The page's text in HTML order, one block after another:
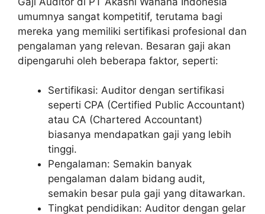
umumnya sangat kompetitif, terutama bagi
mereka yang memiliki sertifikasi profesional dan
pengalaman yang relevan. Besaran gaji akan
dipengaruhi oleh beberapa faktor, seperti:
Sertifikasi: Auditor dengan sertifikasi
seperti CPA (Certified Public Accountant)
atau CA (Chartered Accountant)
biasanya mendapatkan gaji yang lebih
tinggi.
Pengalaman: Semakin banyak
pengalaman dalam bidang audit,
semakin besar pula gaji yang ditawarkan.
Tingkat pendidikan: Auditor dengan gelar